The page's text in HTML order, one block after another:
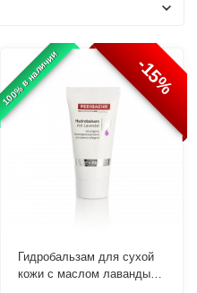
100% в наличии -15%
Гидробальзам для сухой
кожи с маслом лаванды